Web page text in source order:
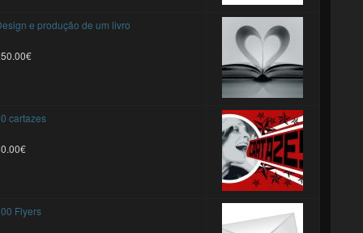
e produção de um livro
cartazes
Flyers